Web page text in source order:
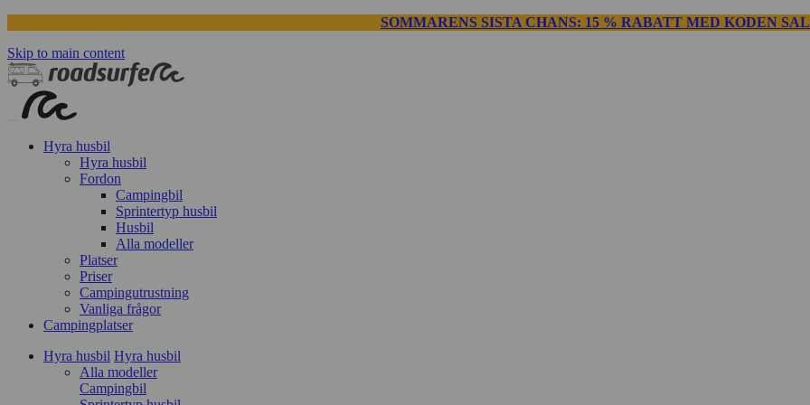
SOMMARENS SISTA CHANS: 15 % RABATT MED KODEN
Skip to main content
Hyra husbil
Hyra husbil
Fordon
Campingbil
Sprintertyp husbil
Husbil
Alla modeller
Platser
Priser
Campingutrustning
Vanliga frågor
Campingplatser
Hyra husbil Hyra husbil
Alla modeller
Campingbil